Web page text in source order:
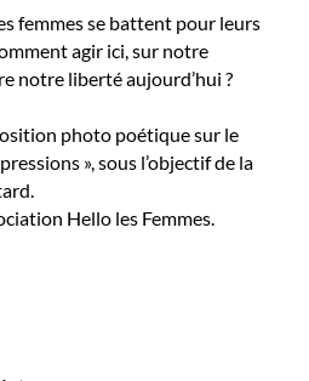
femmes se battent pour leurs
agir ici, sur notre
notre liberté aujourd’hui ?
photo poétique sur le
», sous l’objectif de la
Hello les Femmes.